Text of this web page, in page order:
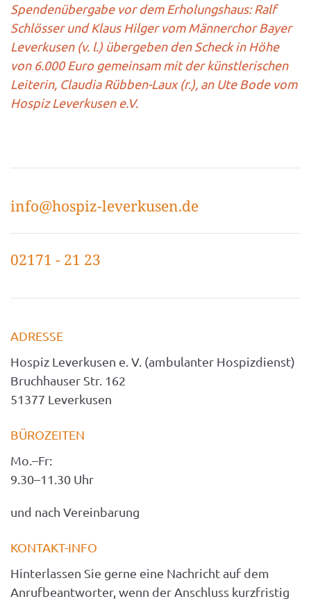
Spendenübergabe vor dem Erholungshaus: Ralf
Schlösser und Klaus Hilger vom Männerchor Bayer
Leverkusen (v. l.) übergeben den Scheck in Höhe
von 6.000 Euro gemeinsam mit der künstlerischen
Leiterin, Claudia Rübben-Laux (r.), an Ute Bode vom
Hospiz Leverkusen e.V.
info@hospiz-leverkusen.de
02171 - 21 23
ADRESSE
Hospiz Leverkusen e. V. (ambulanter Hospizdienst)
Bruchhauser Str. 162
51377 Leverkusen
BÜROZEITEN
Mo.–Fr:
9.30–11.30 Uhr
und nach Vereinbarung
KONTAKT-INFO
Hinterlassen Sie gerne eine Nachricht auf dem
Anrufbeantworter, wenn der Anschluss kurzfristig